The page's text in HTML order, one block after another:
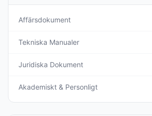
Affärsdokument
Tekniska Manualer
Juridiska Dokument
Akademiskt & Personligt